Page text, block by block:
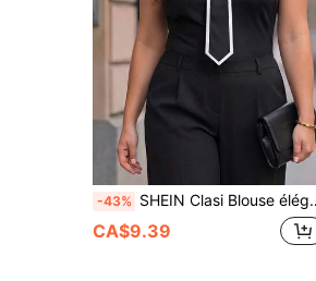
-43% SHEIN Clasi Blouse élégante sans manches à col contrasté pour femmes grande taille, printemps/été
CA$9.39